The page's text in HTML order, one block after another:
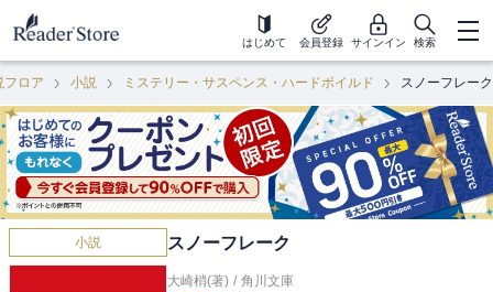
はじめて 会員登録 サインイン 検索
フロア 小説 ミステリー・サスペンス・ハードボイルド スノーフレーク
小説 スノーフレーク
大崎梢(著) / 角川文庫